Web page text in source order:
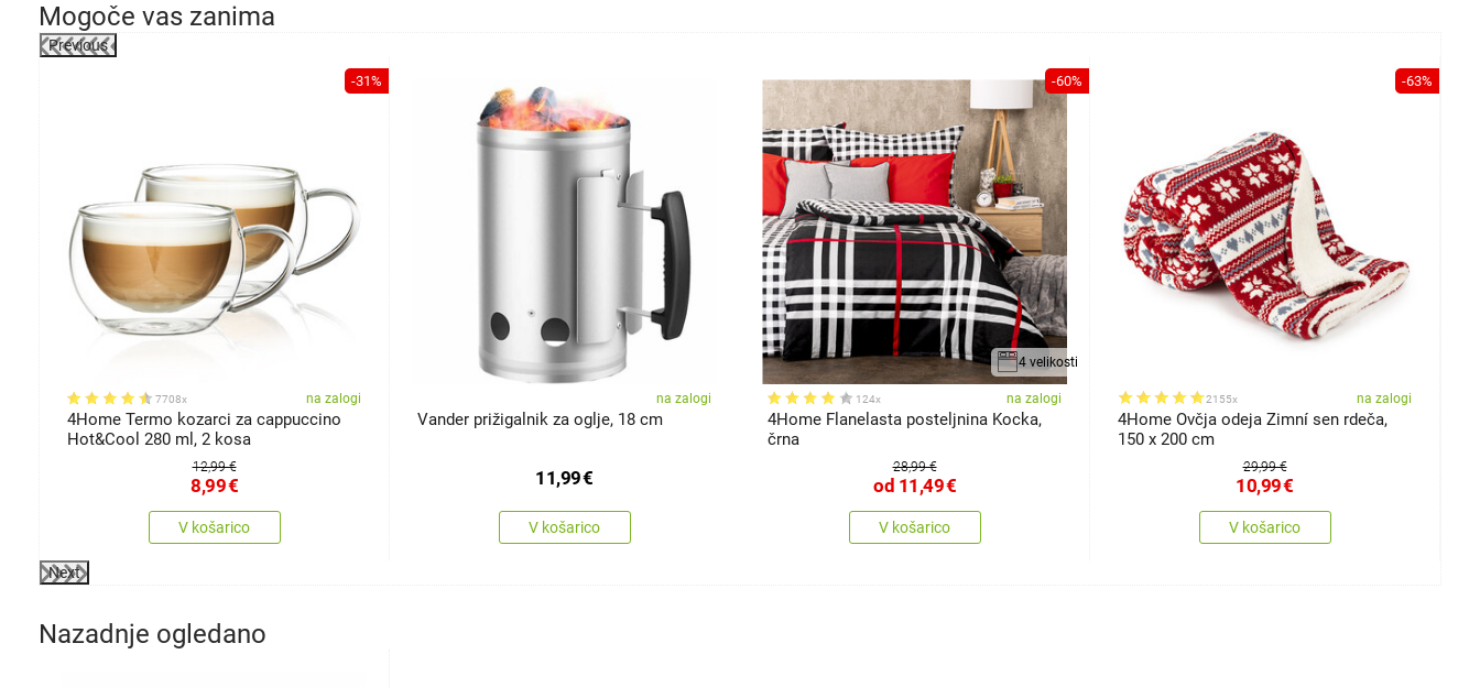
Mogoče vas zanima
Previous
-31%
7708x na zalogi
4Home Termo kozarci za cappuccino
Hot&Cool 280 ml, 2 kosa
12,99 €
8,99€
V košarico
na zalogi
Vander prižigalnik za oglje, 18 cm
11,99€
V košarico
-60%
4 velikosti
124x na zalogi
4Home Flanelasta posteljnina Kocka,
črna
28,99 €
od 11,49€
V košarico
-63%
2155x na zalogi
4Home Ovčja odeja Zimní sen rdeča,
150 x 200 cm
29,99 €
10,99€
V košarico
Next
Nazadnje ogledano